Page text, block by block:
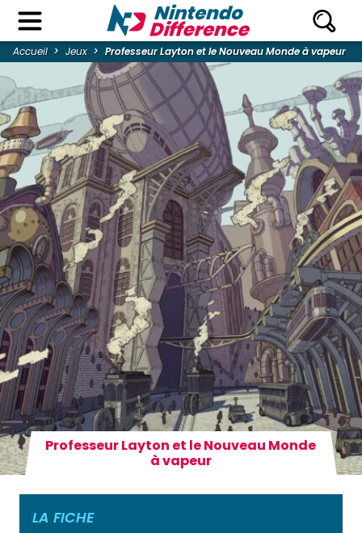
Accueil Jeux Professeur Layton et le Nouveau Monde à vapeur
Professeur Layton et le Nouveau Monde
à vapeur
LA FICHE